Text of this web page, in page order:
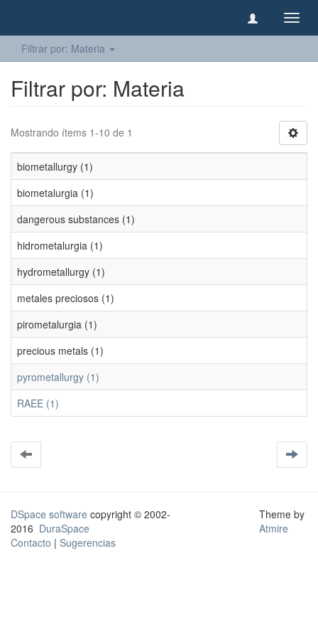
Filtrar por: Materia
Filtrar por: Materia
Mostrando ítems 1-10 de 1
biometallurgy (1)
biometalurgia (1)
dangerous substances (1)
hidrometalurgia (1)
hydrometallurgy (1)
metales preciosos (1)
pirometalurgia (1)
precious metals (1)
pyrometallurgy (1)
RAEE (1)
DSpace software copyright © 2002-
2016 DuraSpace
Contacto | Sugerencias
Theme by
Atmire